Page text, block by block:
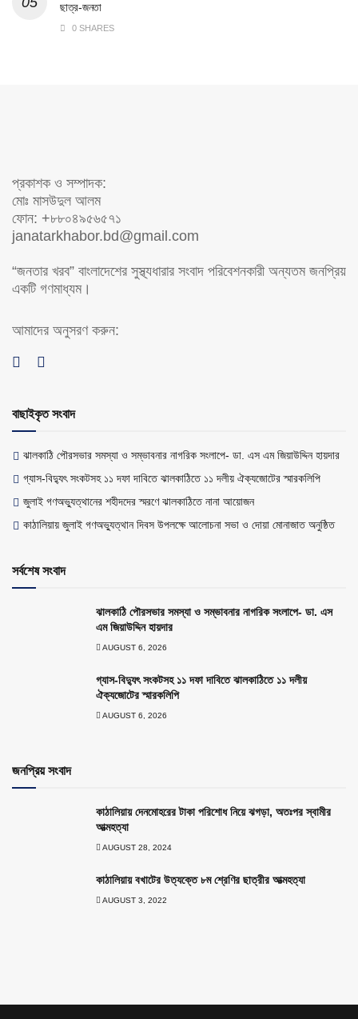
ছাত্র-জনতা
0 SHARES
প্রকাশক ও সম্পাদক:
মোঃ মাসউদুল আলম
ফোন: +৮৮০৪৯৫৬৫৭১
janatarkhabor.bd@gmail.com
“জনতার খরব” বাংলাদেশের সুস্থ্যধারার সংবাদ পরিবেশনকারী অন্যতম জনপ্রিয়
একটি গণমাধ্যম।
আমাদের অনুসরণ করুন:
বাছাইকৃত সংবাদ
ঝালকাঠি পৌরসভার সমস্যা ও সম্ভাবনার নাগরিক সংলাপে- ডা. এস এম জিয়াউদ্দিন হায়দার
গ্যাস-বিদ্যুৎ সংকটসহ ১১ দফা দাবিতে ঝালকাঠিতে ১১ দলীয় ঐক্যজোটের স্মারকলিপি
জুলাই গণঅভ্যুত্থানের শহীদদের স্মরণে ঝালকাঠিতে নানা আয়োজন
কাঠালিয়ায় জুলাই গণঅভ্যুত্থান দিবস উপলক্ষে আলোচনা সভা ও দোয়া মোনাজাত অনুষ্ঠিত
সর্বশেষ সংবাদ
ঝালকাঠি পৌরসভার সমস্যা ও সম্ভাবনার নাগরিক সংলাপে- ডা. এস
এম জিয়াউদ্দিন হায়দার
AUGUST 6, 2026
গ্যাস-বিদ্যুৎ সংকটসহ ১১ দফা দাবিতে ঝালকাঠিতে ১১ দলীয়
ঐক্যজোটের স্মারকলিপি
AUGUST 6, 2026
জনপ্রিয় সংবাদ
কাঠালিয়ায় দেনমোহরের টাকা পরিশোধ নিয়ে ঝগড়া, অতঃপর স্বামীর
আত্মহত্যা
AUGUST 28, 2024
কাঠালিয়ায় বখাটের উত্যক্তে ৮ম শ্রেণির ছাত্রীর আত্মহত্যা
AUGUST 3, 2022